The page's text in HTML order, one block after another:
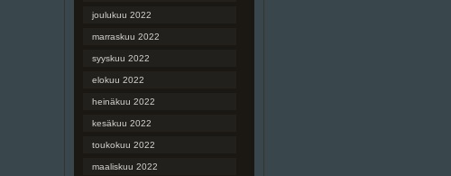
joulukuu 2022
marraskuu 2022
syyskuu 2022
elokuu 2022
heinäkuu 2022
kesäkuu 2022
toukokuu 2022
maaliskuu 2022